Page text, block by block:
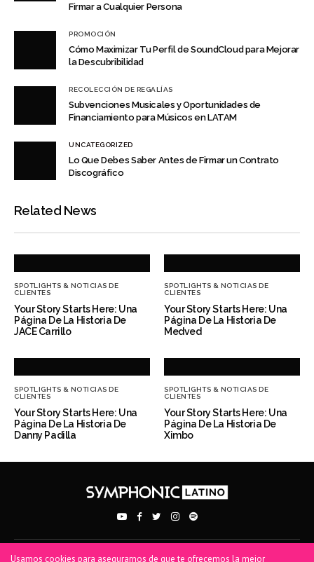
Firmar a Cualquier Persona
PROMOCIÓN
Cómo Maximizar Tu Perfil de SoundCloud para Mejorar
la Descubribilidad
RECOLECCIÓN DE REGALÍAS
Subvenciones Musicales y Oportunidades de
Financiamiento para Músicos en LATAM
UNCATEGORIZED
Lo Que Debes Saber Antes de Firmar un Contrato
Discográfico
Related News
SPOTLIGHTS & NOTICIAS DE
CLIENTES
Your Story Starts Here: Una
Página De La Historia De
JACE Carrillo
SPOTLIGHTS & NOTICIAS DE
CLIENTES
Your Story Starts Here: Una
Página De La Historia De
Medved
SPOTLIGHTS & NOTICIAS DE
CLIENTES
Your Story Starts Here: Una
Página De La Historia De
Danny Padilla
SPOTLIGHTS & NOTICIAS DE
CLIENTES
Your Story Starts Here: Una
Página De La Historia De
Ximbo
Usamos cookies para asegurarnos de que te ofrecemos la mejor